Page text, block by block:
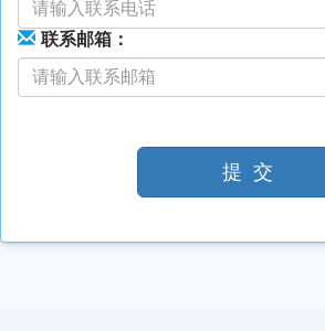
联系邮箱：
提 交